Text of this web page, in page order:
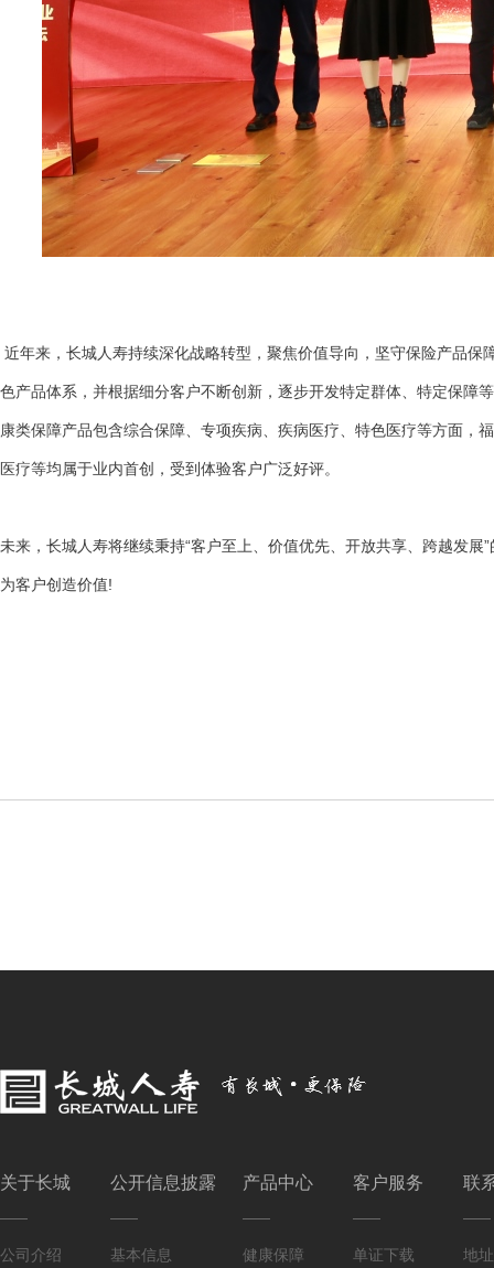
近年来，长城人寿持续深化战略转型，聚焦价值导向，坚守保险产品
色产品体系，并根据细分客户不断创新，逐步开发特定群体、特定保障
康类保障产品包含综合保障、专项疾病、疾病医疗、特色医疗等方面
医疗等均属于业内首创，受到体验客户广泛好评。
未来，长城人寿将继续秉持“客户至上、价值优先、开放共享、跨越发
为客户创造价值!
关于长城
公司介绍
公开信息披露
基本信息
产品中心
健康保障
客户服务
单证下载
联
地